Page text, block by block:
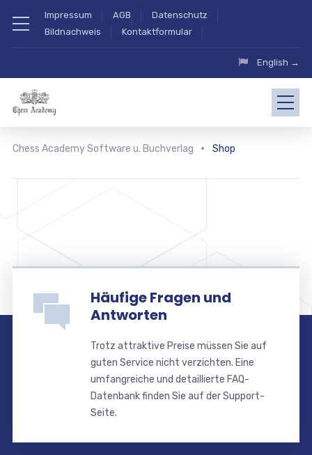
Impressum AGB
Datenschutz
Bildnachweis
Kontaktformular
English →
Chess Academy Software u. Buchverlag Shop
Häufige Fragen und
Antworten
Trotz attraktive Preise müssen Sie auf
guten Service nicht verzichten. Eine
umfangreiche und detaillierte FAQ-
Datenbank finden Sie auf der Support-
Seite.